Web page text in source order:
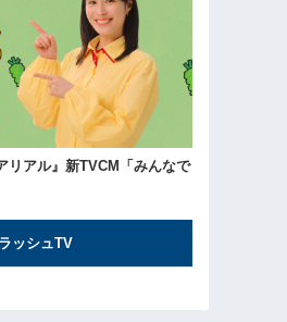
リアル』新TVCM「みんなで
ッシュTV